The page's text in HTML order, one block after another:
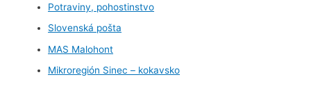
Potraviny, pohostinstvo
Slovenská pošta
MAS Malohont
Mikroregión Sinec – kokavsko